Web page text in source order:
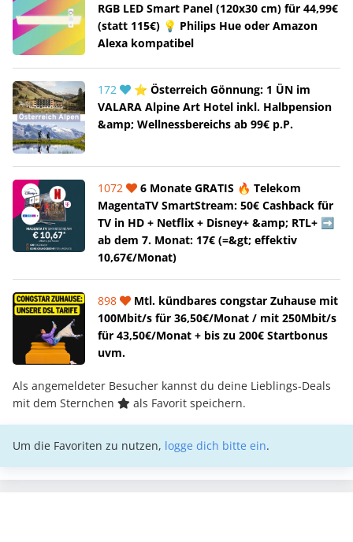
RGB LED Smart Panel (120x30 cm) für 44,99€
(statt 115€) 💡 Philips Hue oder Amazon
Alexa kompatibel
172
⭐ Österreich Gönnung: 1 ÜN im
VALARA Alpine Art Hotel inkl. Halbpension
&amp; Wellnessbereichs ab 99€ p.P.
1072
6 Monate GRATIS 🔥 Telekom
MagentaTV SmartStream: 50€ Cashback für
TV in HD + Netflix + Disney+ &amp; RTL+ ➡️
ab dem 7. Monat: 17€ (=&gt; effektiv
10,67€/Monat)
898
Mtl. kündbares congstar Zuhause mit
100Mbit/s für 36,50€/Monat / mit 250Mbit/s
für 43,50€/Monat + bis zu 200€ Startbonus
uvm.
Als angemeldeter Besucher kannst du deine Lieblings-Deals
mit dem Sternchen
als Favorit speichern.
Um die Favoriten zu nutzen, logge dich bitte ein.